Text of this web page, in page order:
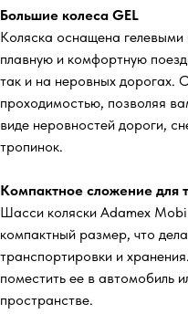
Большие колеса GEL
Коляска оснащена
плавную и комфортную
так и на неровных дорогах.
проходимостью, позволяя
виде неровностей дороги,
тропинок.
Компактное сложение для
Шасси коляски Adamex
компактный размер, что
транспортировки и
поместить ее в автомобиль
пространстве.